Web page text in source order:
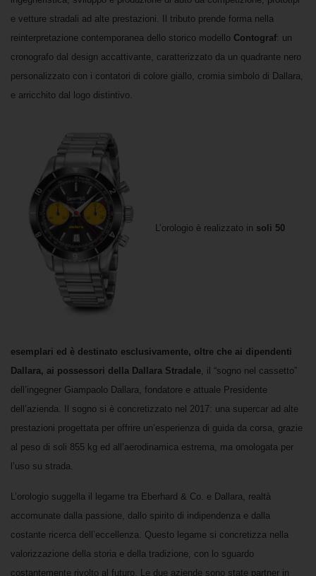
e vetture stradali ad alte prestazioni.
Il tributo prende forma nella
reinterpretazione contemporanea dello storico modello Contograf: un
cronografo dal design accattivante, caratterizzato da un quadrante nero
personalizzato con i contatori di colore giallo, cromia simbolo di Dallara,
e arricchito dal logo distintivo.
L’orologio è realizzato in soli 50
esemplari ed è destinato esclusivamente, oltre che ai dipendenti
Dallara, ai possessori della Dallara Stradale , il “sogno nel cassetto”
dell’ingegner Giampaolo Dallara, fondatore e attuale Presidente
dell’azienda. Il sogno si è concretizzato nel 2017: una supercar ad alte
prestazioni progettata per offrire un’esperienza di guida da corsa, grazie
al peso di soli 855 kg ed all’aerodinamica estrema, ma omologata per
l’uso su strada.
L’orologio suggella il legame tra Eberhard & Co. e Dallara, realtà
accomunate dalla passione, dallo spirito di indipendenza e dalla
costante ricerca dell’eccellenza. Questo legame si concretizza nella
valorizzazione della storia e della tradizione, con lo sguardo
costantemente rivolto al futuro. Le due aziende sono state partner in